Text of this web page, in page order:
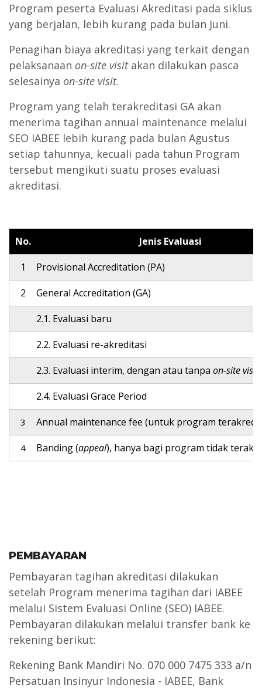
Program peserta Evaluasi Akreditasi pada siklus
yang berjalan, lebih kurang pada bulan Juni.
Penagihan biaya akreditasi yang terkait dengan
pelaksanaan on-site visitakan dilakukan pasca
selesainya on-site visit.
Program yang telah terakreditasi GA akan
menerima tagihan annual maintenance melalui
SEO IABEE lebih kurang pada bulan Agustus
setiap tahunnya, kecuali pada tahun Program
tersebut mengikuti suatu proses evaluasi
akreditasi.
No.
Jenis Evaluasi
1
Provisional Accreditation (PA)
2
General Accreditation (GA)
2.1. Evaluasi baru
2.2. Evaluasi re-akreditasi
2.3. Evaluasi interim, dengan atau tanpa on-site visit
2.4. Evaluasi Grace Period
3 Annual maintenance fee (untuk program
4 Banding (appeal), hanya bagi program tidak
PEMBAYARAN
Pembayaran tagihan akreditasi dilakukan
setelah Program menerima tagihan dari IABEE
melalui Sistem Evaluasi Online (SEO) IABEE.
Pembayaran dilakukan melalui transfer bank ke
rekening berikut:
Rekening Bank Mandiri No. 070 000 7475 333 a/n
Persatuan Insinyur Indonesia - IABEE, Bank